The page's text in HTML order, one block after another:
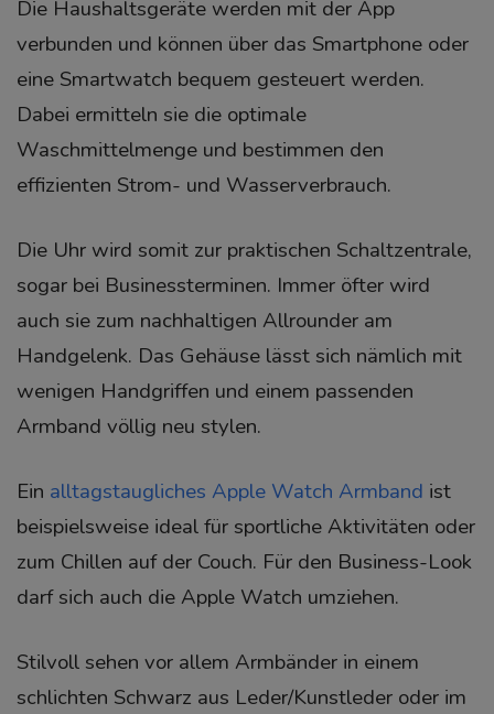
Die Haushaltsgeräte werden mit der App
verbunden und können über das Smartphone oder
eine Smartwatch bequem gesteuert werden.
Dabei ermitteln sie die optimale
Waschmittelmenge und bestimmen den
effizienten Strom- und Wasserverbrauch.
Die Uhr wird somit zur praktischen Schaltzentrale,
sogar bei Businessterminen. Immer öfter wird
auch sie zum nachhaltigen Allrounder am
Handgelenk. Das Gehäuse lässt sich nämlich mit
wenigen Handgriffen und einem passenden
Armband völlig neu stylen.
Ein alltagstaugliches Apple Watch Armband ist
beispielsweise ideal für sportliche Aktivitäten oder
zum Chillen auf der Couch. Für den Business-Look
darf sich auch die Apple Watch umziehen.
Stilvoll sehen vor allem Armbänder in einem
schlichten Schwarz aus Leder/Kunstleder oder im